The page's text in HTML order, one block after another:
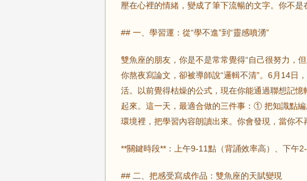
壓在心裡的情緒，變成了筆下流暢的文字。你不是
## 一、學習運：從“學不進”到“靈感噴湧”
雙魚座的朋友，你是不是常常覺得“自己很努力，
你熬夜寫論文，卻被導師說“邏輯不清”。6月14日
活。以前覺得枯燥的公式，現在你能通過聯想記
起來。這一天，最適合做的三件事：① 把知識點
環境裡，把學習內容朗讀出來。你會發現，當你不
**關鍵時段**：上午9-11點（背誦效率高）、下午
## 二、把感受寫成作品：雙魚座的天賦變現